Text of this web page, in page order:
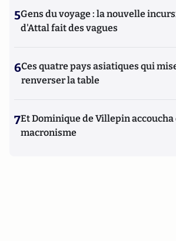
5Gens du voyage : la nouvelle
d'Attal fait des vagues
6Ces quatre pays asiatiques qui
renverser la table
7Et Dominique de Villepin
macronisme